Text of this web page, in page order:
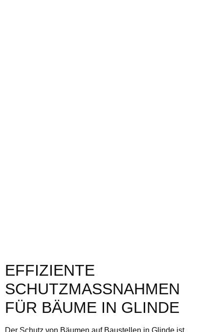
EFFIZIENTE
SCHUTZMASSNAHMEN F
ÜR BÄUME IN GLINDE
Der Schutz von Bäumen auf Baustellen in Glinde ist